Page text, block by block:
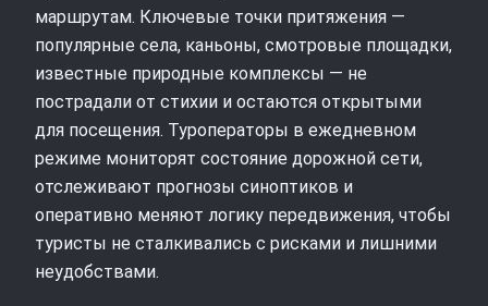
маршрутам. Ключевые точки притяжения —
популярные села, каньоны, смотровые площадки,
известные природные комплексы — не
пострадали от стихии и остаются открытыми
для посещения. Туроператоры в ежедневном
режиме мониторят состояние дорожной сети,
отслеживают прогнозы синоптиков и
оперативно меняют логику передвижения, чтобы
туристы не сталкивались с рисками и лишними
неудобствами.